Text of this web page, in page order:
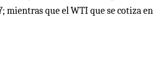
mientras que el WTI que se cotiza